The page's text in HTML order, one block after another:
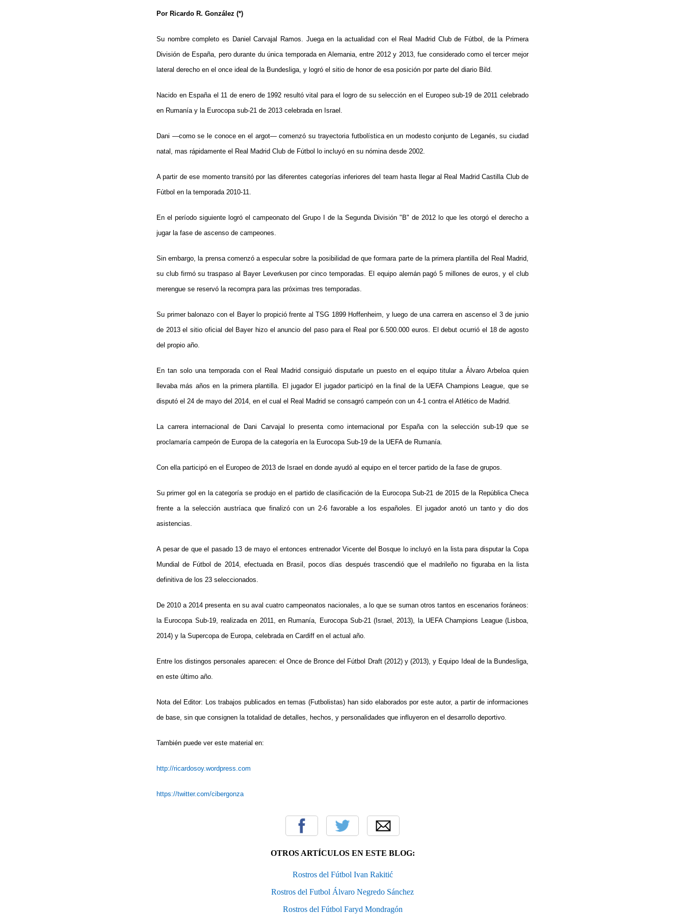
Por Ricardo R. González (*)
Su nombre completo es Daniel Carvajal Ramos. Juega en la actualidad con el Real Madrid Club de Fútbol, de la Primera
División de España, pero durante du única temporada en Alemania, entre 2012 y 2013, fue considerado como el tercer mejor
lateral derecho en el once ideal de la Bundesliga, y logró el sitio de honor de esa posición por parte del diario Bild.
Nacido en España el 11 de enero de 1992 resultó vital para el logro de su selección en el Europeo sub-19 de 2011 celebrado
en Rumanía y la Eurocopa sub-21 de 2013 celebrada en Israel.
Dani —como se le conoce en el argot— comenzó su trayectoria futbolística en un modesto conjunto de Leganés, su ciudad
natal, mas rápidamente el Real Madrid Club de Fútbol lo incluyó en su nómina desde 2002.
A partir de ese momento transitó por las diferentes categorías inferiores del team hasta llegar al Real Madrid Castilla Club de
Fútbol en la temporada 2010-11.
En el período siguiente logró el campeonato del Grupo I de la Segunda División "B" de 2012 lo que les otorgó el derecho a
jugar la fase de ascenso de campeones.
Sin embargo, la prensa comenzó a especular sobre la posibilidad de que formara parte de la primera plantilla del Real Madrid,
su club firmó su traspaso al Bayer Leverkusen por cinco temporadas. El equipo alemán pagó 5 millones de euros, y el club
merengue se reservó la recompra para las próximas tres temporadas.
Su primer balonazo con el Bayer lo propició frente al TSG 1899 Hoffenheim, y luego de una carrera en ascenso el 3 de junio
de 2013 el sitio oficial del Bayer hizo el anuncio del paso para el Real por 6.500.000 euros. El debut ocurrió el 18 de agosto
del propio año.
En tan solo una temporada con el Real Madrid consiguió disputarle un puesto en el equipo titular a Álvaro Arbeloa quien
llevaba más años en la primera plantilla. El jugador El jugador participó en la final de la UEFA Champions League, que se
disputó el 24 de mayo del 2014, en el cual el Real Madrid se consagró campeón con un 4-1 contra el Atlético de Madrid.
La carrera internacional de Dani Carvajal lo presenta como internacional por España con la selección sub-19 que se
proclamaría campeón de Europa de la categoría en la Eurocopa Sub-19 de la UEFA de Rumanía.
Con ella participó en el Europeo de 2013 de Israel en donde ayudó al equipo en el tercer partido de la fase de grupos.
Su primer gol en la categoría se produjo en el partido de clasificación de la Eurocopa Sub-21 de 2015 de la República Checa
frente a la selección austríaca que finalizó con un 2-6 favorable a los españoles. El jugador anotó un tanto y dio dos
asistencias.
A pesar de que el pasado 13 de mayo el entonces entrenador Vicente del Bosque lo incluyó en la lista para disputar la Copa
Mundial de Fútbol de 2014, efectuada en Brasil, pocos días después trascendió que el madrileño no figuraba en la lista
definitiva de los 23 seleccionados.
De 2010 a 2014 presenta en su aval cuatro campeonatos nacionales, a lo que se suman otros tantos en escenarios foráneos:
la Eurocopa Sub-19, realizada en 2011, en Rumanía, Eurocopa Sub-21 (Israel, 2013), la UEFA Champions League (Lisboa,
2014) y la Supercopa de Europa, celebrada en Cardiff en el actual año.
Entre los distingos personales aparecen: el Once de Bronce del Fútbol Draft (2012) y (2013), y Equipo Ideal de la Bundesliga,
en este último año.
Nota del Editor: Los trabajos publicados en temas (Futbolistas) han sido elaborados por este autor, a partir de informaciones
de base, sin que consignen la totalidad de detalles, hechos, y personalidades que influyeron en el desarrollo deportivo.
También puede ver este material en:
http://ricardosoy.wordpress.com
https://twitter.com/cibergonza
OTROS ARTÍCULOS EN ESTE BLOG:
Rostros del Fútbol Ivan Rakitić
Rostros del Futbol Álvaro Negredo Sánchez
Rostros del Fútbol Faryd Mondragón